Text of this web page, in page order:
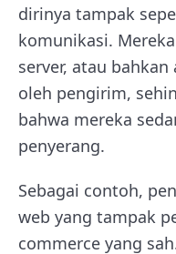
dirinya tampak
komunikasi.
server, atau
oleh pengirim,
bahwa mereka
penyerang.
Sebagai contoh,
web yang tampak
commerce yang